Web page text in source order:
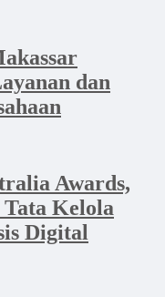
dan
Awards,
Kelola
Digital